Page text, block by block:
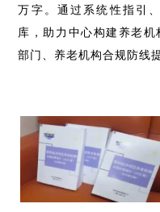
万字。通过系统性指引
库，助力中心构建养老
部门、养老机构合规防线